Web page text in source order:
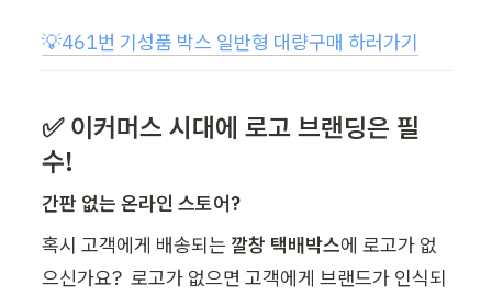
💡461번 기성품 박스 일반형 대량구매 하러가기
✅ 이커머스 시대에 로고 브랜딩은 필
수!
간판 없는 온라인 스토어?
혹시 고객에게 배송되는 깔창 택배박스에 로고가 없
으신가요?  로고가 없으면 고객에게 브랜드가 인식되